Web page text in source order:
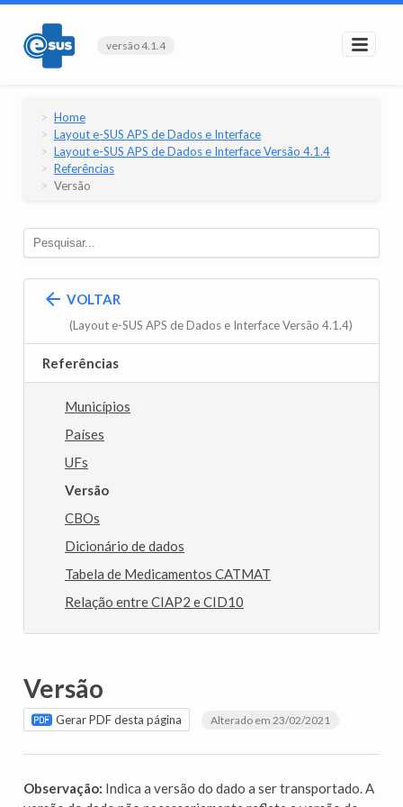
versão 4.1.4
Home
Layout e-SUS APS de Dados e Interface
Layout e-SUS APS de Dados e Interface Versão 4.1.4
Referências
Versão
VOLTAR
(Layout e-SUS APS de Dados e Interface Versão 4.1.4)
Referências
Municípios
Países
UFs
Versão
CBOs
Dicionário de dados
Tabela de Medicamentos CATMAT
Relação entre CIAP2 e CID10
Versão
Gerar PDF desta página Alterado em 23/02/2021
Observação: Indica a versão do dado a ser transportado. A